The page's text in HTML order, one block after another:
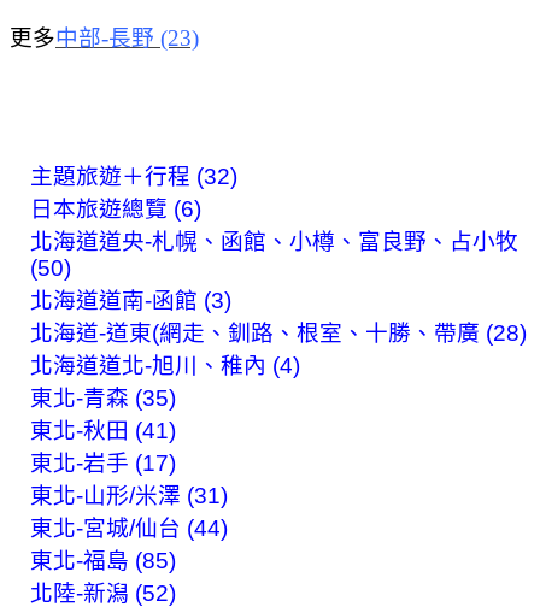
更多中部-長野 (23)
主題旅遊＋行程 (32)
日本旅遊總覽 (6)
北海道道央-札幌、函館、小樽、富良野、占小牧
(50)
北海道道南-函館 (3)
北海道-道東(網走、釧路、根室、十勝、帶廣 (28)
北海道道北-旭川、稚內 (4)
東北-青森 (35)
東北-秋田 (41)
東北-岩手 (17)
東北-山形/米澤 (31)
東北-宮城/仙台 (44)
東北-福島 (85)
北陸-新潟 (52)